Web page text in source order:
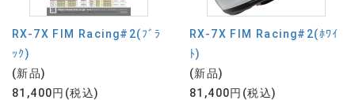
RX-7X FIM Racing#2(ﾌﾞﾗ
ｯｸ)
(新品)
81,400円(税込)
RX-7X FIM Racing#2(ﾎﾜｲ
ﾄ)
(新品)
81,400円(税込)